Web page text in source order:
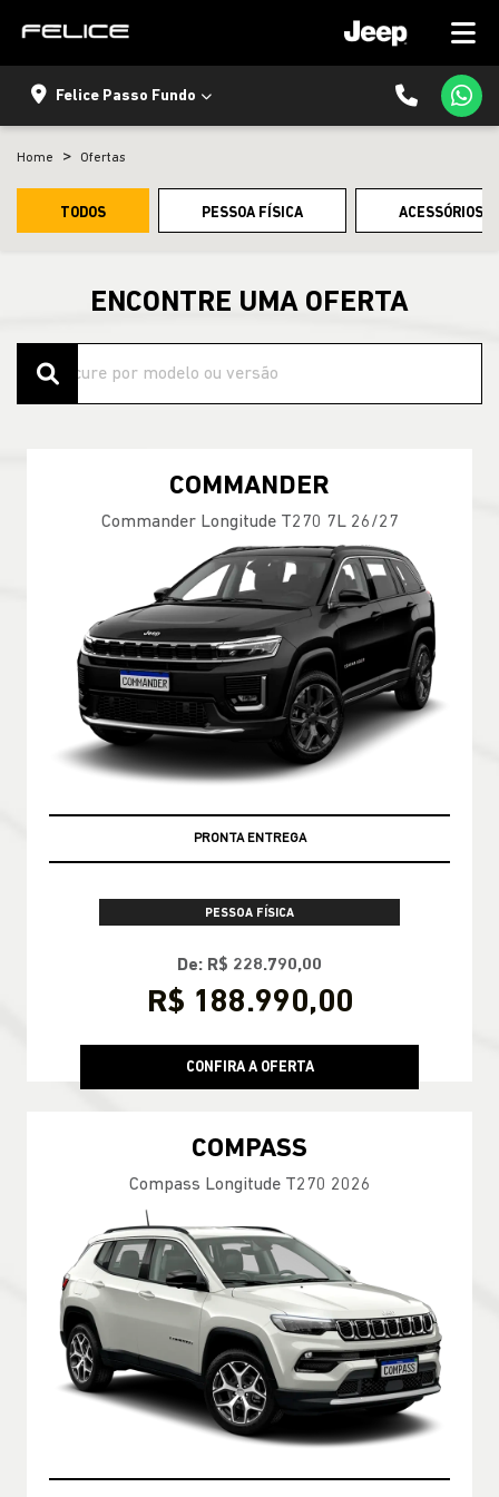
Felice Passo Fundo
Home Ofertas
TODOS PESSOA FÍSICA ACESSÓRIOS
ENCONTRE UMA OFERTA
COMMANDER
Commander Longitude T270 7L 26/27
PRONTA ENTREGA
PESSOA FÍSICA
De: R$ 228.790,00
R$ 188.990,00
CONFIRA A OFERTA
COMPASS
Compass Longitude T270 2026